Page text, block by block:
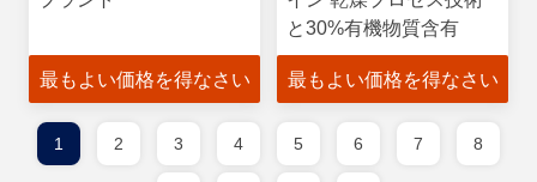
最もよい価格を得なさい
と30%有機物質含有
最もよい価格を得なさい
1 2 3 4 5 6 7 8